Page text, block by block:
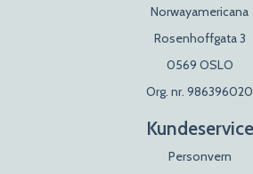
Norwayamericana
Rosenhoffgata 3
0569 OSLO
Org. nr. 986396020
Kundeservice
Personvern